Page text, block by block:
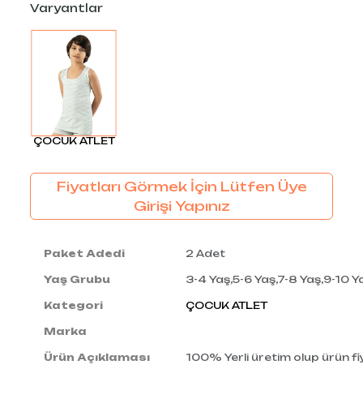
Varyantlar
ÇOCUK ATLET
Fiyatları Görmek İçin Lütfen Üye
Girişi Yapınız
Paket Adedi 2 Adet
Yaş Grubu 3-4 Yaş,5-6 Yaş,7-8 Yaş,9-10
Kategori ÇOCUK ATLET
Marka
Ürün Açıklaması 100% Yerli üretim olup ürün